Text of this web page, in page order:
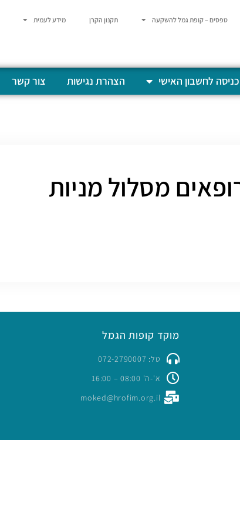
טפסים – קופת גמל להשקעה תקנון הקרן מידע לעמית
כניסה לחשבון האישי הצהרת נגישות צור קשר
מוקד קופות הגמל
טל: 072-2790007
א'-ה' 08:00 – 16:00
moked@hrofim.org.il